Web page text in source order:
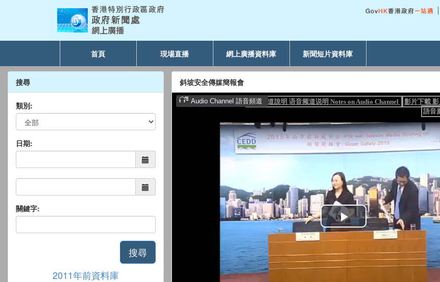
首頁 現場直播 網上廣播資料庫 新聞短片資料庫
搜尋
類別:
日期:
關鍵字:
搜尋
2011年前資料庫
斜坡安全傳媒簡報會